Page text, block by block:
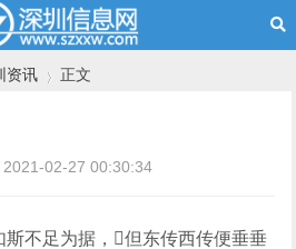
资讯
›
正文
2021-02-27 00:30:34
不足为据，但东传西传便垂垂